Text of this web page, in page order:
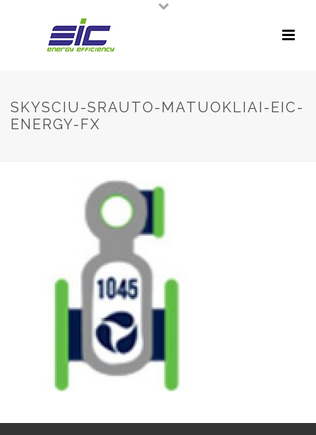
SKYSCIU-SRAUTO-MATUOKLIAI-EIC-
ENERGY-FX